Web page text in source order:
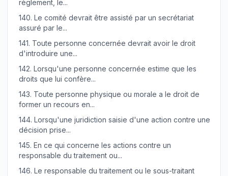
règlement, le...
140. Le comité devrait être assisté par un secrétariat
assuré par le...
141. Toute personne concernée devrait avoir le droit
d'introduire une...
142. Lorsqu'une personne concernée estime que les
droits que lui confère...
143. Toute personne physique ou morale a le droit de
former un recours en...
144. Lorsqu'une juridiction saisie d'une action contre une
décision prise...
145. En ce qui concerne les actions contre un
responsable du traitement ou...
146. Le responsable du traitement ou le sous-traitant